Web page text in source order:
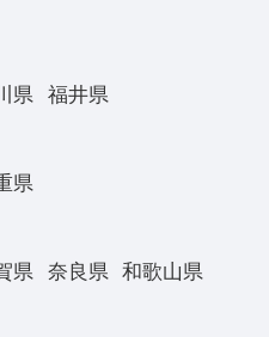
県 福井県
県
県 奈良県 和歌山県